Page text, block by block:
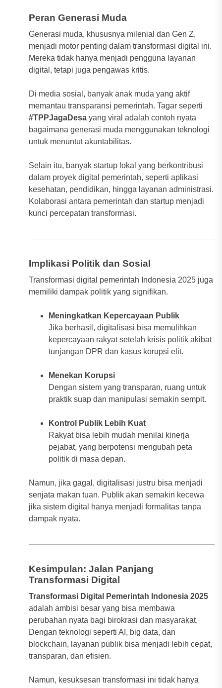
Peran Generasi Muda
Generasi muda, khususnya milenial dan Gen Z,
menjadi motor penting dalam transformasi digital ini.
Mereka tidak hanya menjadi pengguna layanan
digital, tetapi juga pengawas kritis.
Di media sosial, banyak anak muda yang aktif
memantau transparansi pemerintah. Tagar seperti
#TPPJagaDesayang viral adalah contoh nyata
bagaimana generasi muda menggunakan teknologi
untuk menuntut akuntabilitas.
Selain itu, banyak startup lokal yang berkontribusi
dalam proyek digital pemerintah, seperti aplikasi
kesehatan, pendidikan, hingga layanan administrasi.
Kolaborasi antara pemerintah dan startup menjadi
kunci percepatan transformasi.
Implikasi Politik dan Sosial
Transformasi digital pemerintah Indonesia 2025 juga
memiliki dampak politik yang signifikan.
Meningkatkan Kepercayaan Publik
Jika berhasil, digitalisasi bisa memulihkan
kepercayaan rakyat setelah krisis politik akibat
tunjangan DPR dan kasus korupsi elit.
Menekan Korupsi
Dengan sistem yang transparan, ruang untuk
praktik suap dan manipulasi semakin sempit.
Kontrol Publik Lebih Kuat
Rakyat bisa lebih mudah menilai kinerja
pejabat, yang berpotensi mengubah peta
politik di masa depan.
Namun, jika gagal, digitalisasi justru bisa menjadi
senjata makan tuan. Publik akan semakin kecewa
jika sistem digital hanya menjadi formalitas tanpa
dampak nyata.
Kesimpulan: Jalan Panjang
Transformasi Digital
Transformasi Digital Pemerintah Indonesia 2025
adalah ambisi besar yang bisa membawa
perubahan nyata bagi birokrasi dan masyarakat.
Dengan teknologi seperti AI, big data, dan
blockchain, layanan publik bisa menjadi lebih cepat,
transparan, dan efisien.
Namun, kesuksesan transformasi ini tidak hanya